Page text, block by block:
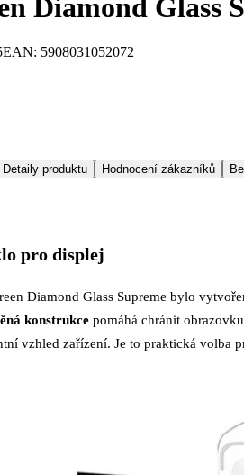
Diamond Glass
EAN: 5908031052072
Detaily produktu Hodnocení zákazníků
pro displej
Diamond Glass Supreme bylo
konstrukce pomáhá chránit
vzhled zařízení. Je to praktická